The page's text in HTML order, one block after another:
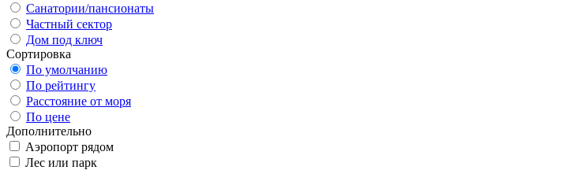
Санатории/пансионаты
Частный сектор
Дом под ключ
Сортировка
По умолчанию
По рейтингу
Расстояние от моря
По цене
Дополнительно
Аэропорт рядом
Лес или парк